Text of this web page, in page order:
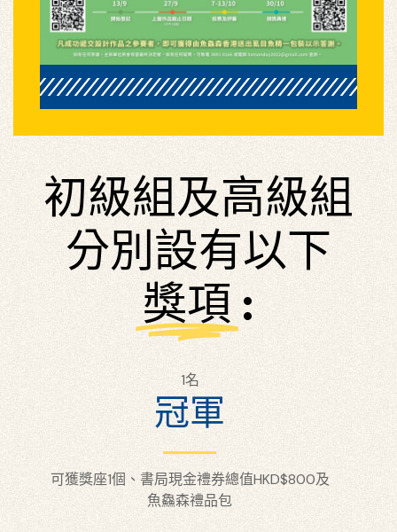
初級組及高級組
分別設有以下
獎項 :
1名
冠軍
可獲獎座1個、書局現金禮券總值HKD$800及
魚鱻森禮品包